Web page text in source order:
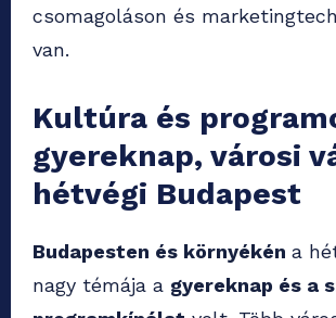
csomagoláson és
van.
Kultúra és
gyereknap, városi
hétvégi Budapest
Budapesten és környékén a
nagy témája a gyereknap és a